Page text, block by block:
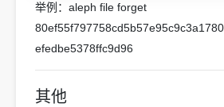
举例：aleph file forget
efedbe5378ffc9d96
其他